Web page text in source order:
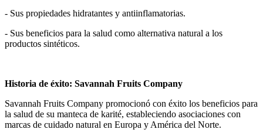
- Sus propiedades hidratantes y antiinflamatorias.
- Sus beneficios para la salud como alternativa natural a los
productos sintéticos.
Historia de éxito: Savannah Fruits Company
Savannah Fruits Company promocionó con éxito los beneficios para
la salud de su manteca de karité, estableciendo asociaciones con
marcas de cuidado natural en Europa y América del Norte.